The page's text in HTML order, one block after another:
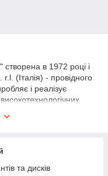
в 1972 році і
(Італія) - провідного
і реалізує
якості,
бізнес-процесів - від
готової продукції,
та дисків